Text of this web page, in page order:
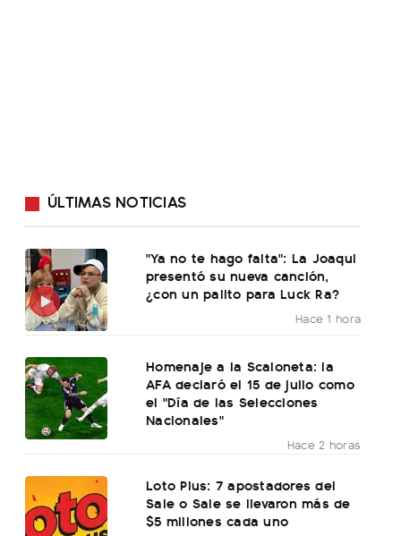
ÚLTIMAS NOTICIAS
"Ya no te hago falta": La Joaqui
presentó su nueva canción,
¿con un palito para Luck Ra?
Hace 1 hora
Homenaje a la Scaloneta: la
AFA declaró el 15 de julio como
el "Día de las Selecciones
Nacionales"
Hace 2 horas
Loto Plus: 7 apostadores del
Sale o Sale se llevaron más de
$5 millones cada uno